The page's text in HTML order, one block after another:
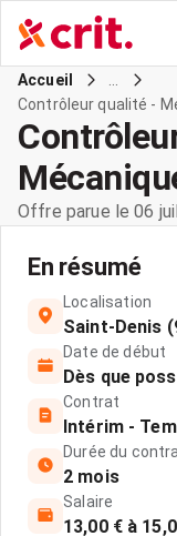
Accueil
Contrôleur qualité -
Offre parue le 06
En résumé
Localisation
Saint-Denis
Date de début
Dès que
Contrat
Intérim -
Durée du
2 mois
Salaire
13,00 € à